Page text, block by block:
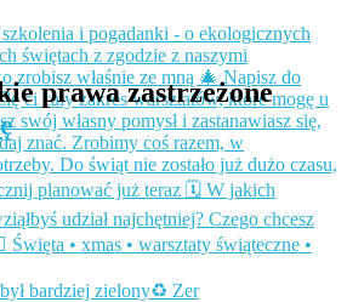
bardziej zielony♻️ Zer
prawa zastrzeżone